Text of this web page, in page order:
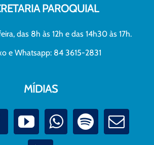
PAROQUIAL
das 8h às 12h e das 14h30 às 17h.
e Whatsapp: 84 3615-2831
MÍDIAS